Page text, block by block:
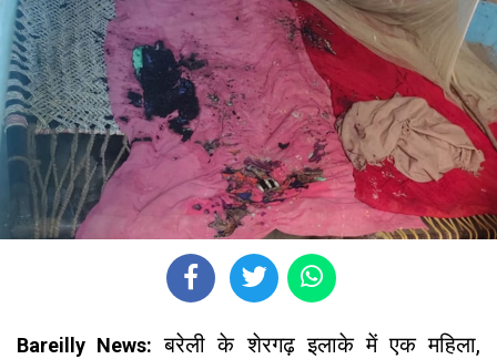
Bareilly News: बरेली के शेरगढ़ इलाके में एक महिला,